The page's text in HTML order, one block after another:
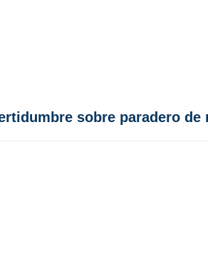
sobre paradero de